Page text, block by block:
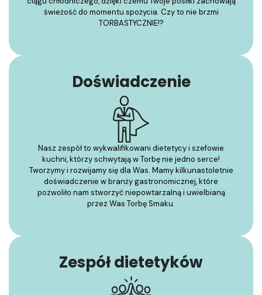
świeżość do momentu spożycia. Czy to nie brzmi
TORBASTYCZNIE!?
Doświadczenie
Nasz zespół to wykwalifikowani dietetycy i szefowie
kuchni, którzy schwytają w Torbę nie jedno serce!
Tworzymy i rozwijamy się dla Was. Mamy kilkunastoletnie
doświadczenie w branży gastronomicznej, które
pozwoliło nam stworzyć niepowtarzalną i uwielbianą
przez Was Torbę Smaku.
Zespół dietetyków